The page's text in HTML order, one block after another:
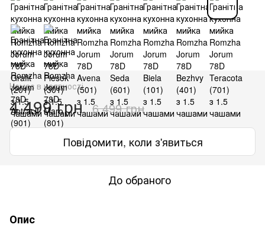
Немає в наявності
4 499 грн 6 499 грн
Повідомити, коли з'явиться
До обраного
Опис